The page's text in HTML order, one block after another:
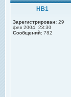
НВ1
Зарегистрирован: 29
фев 2004, 23:30
Сообщений: 782